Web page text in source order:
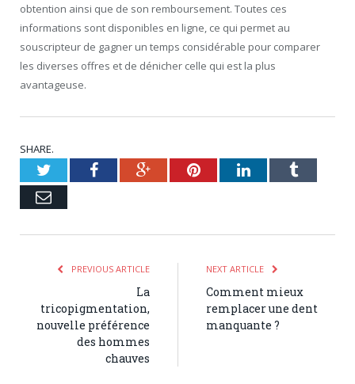
obtention ainsi que de son remboursement. Toutes ces
informations sont disponibles en ligne, ce qui permet au
souscripteur de gagner un temps considérable pour comparer
les diverses offres et de dénicher celle qui est la plus
avantageuse.
SHARE.
TwitterFacebookGoogle+PinterestLinkedInTumblr
Email
PREVIOUS ARTICLE
La
tricopigmentation,
nouvelle préférence
des hommes
chauves
NEXT ARTICLE
Comment mieux
remplacer une dent
manquante ?